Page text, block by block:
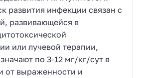
развития инфекции связан с
развивающейся в
или лучевой терапии,
по 3-12 мг/кг/сут в
от выраженности и